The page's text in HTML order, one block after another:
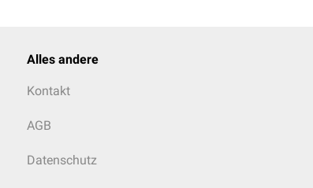
Alles andere
Kontakt
AGB
Datenschutz